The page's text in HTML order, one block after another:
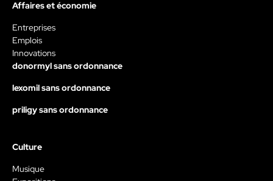
Affaires et économie
Entreprises
Emplois
Innovations
donormyl sans ordonnance
lexomil sans ordonnance
priligy sans ordonnance
Culture
Musique